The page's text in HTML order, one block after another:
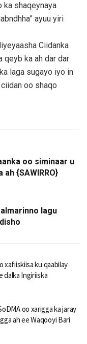
ka shaqeynaya
ayuu yiri
Ciidanka
qeyb ka ah dar dar
laga sugayo iyo in
oo shaqo
oo siminaar u
{SAWIRRO}
lagu
xafiiskiisa ku qaabilay
dalka Ingiriiska
oo xarigga ka jaray
ah ee Waqooyi Bari